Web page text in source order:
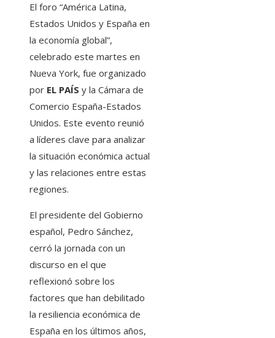
El foro “América Latina,
Estados Unidos y España en
la economía global”,
celebrado este martes en
Nueva York, fue organizado
por EL PAÍS y la Cámara de
Comercio España-Estados
Unidos. Este evento reunió
a líderes clave para analizar
la situación económica actual
y las relaciones entre estas
regiones.
El presidente del Gobierno
español, Pedro Sánchez,
cerró la jornada con un
discurso en el que
reflexionó sobre los
factores que han debilitado
la resiliencia económica de
España en los últimos años,